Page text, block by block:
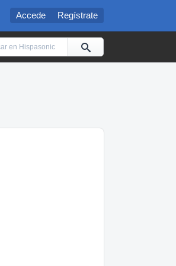
Accede Regístrate